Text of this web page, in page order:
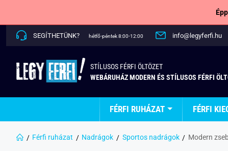
SEGÍTHETÜNK? hétfő-péntek 8:00-12:00 info@legyferfi.hu
STÍLUSOS FÉRFI ÖLTÖZET
WEBÁRUHÁZ MODERN ÉS STÍLUSOS FÉRFI
FÉRFI RUHÁZAT FÉRFI
Férfi ruházat Nadrágok Sportos nadrágok Modern